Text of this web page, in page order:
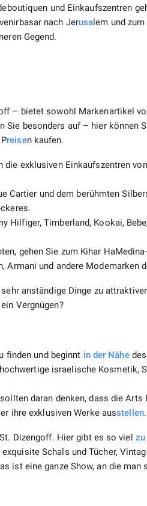
und Einkaufszentren
nach Jerusa lem und
Gegend.
– bietet sowohl Markenartikel
Sie besonders auf – hier können
reisen kaufen.
exklusiven Einkaufszentren
Cartier und dem berühmten
Hilfiger, Timberland, Kookai,
gehen Sie zum Kihar
Armani und andere Modemarken
anständige Dinge zu
Vergnügen?
finden und beginnt in der Nähedes
israelische Kosmetik,
daran denken, dass die Arts
ihre exklusiven Werke ausstellen.
Dizengoff. Hier gibt es so viel zu
Schals und Tücher,
ist eine ganze Show, an die man